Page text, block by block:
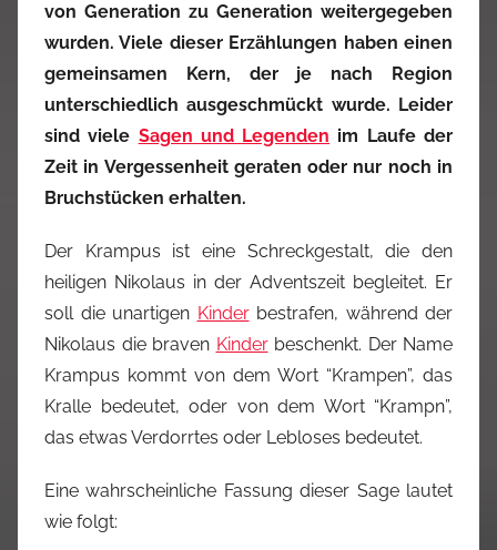
von Generation zu Generation weitergegeben
wurden. Viele dieser Erzählungen haben einen
gemeinsamen Kern, der je nach Region
unterschiedlich ausgeschmückt wurde. Leider
sind viele Sagen und Legenden im Laufe der
Zeit in Vergessenheit geraten oder nur noch in
Bruchstücken erhalten.
Der Krampus ist eine Schreckgestalt, die den
heiligen Nikolaus in der Adventszeit begleitet. Er
soll die unartigen Kinderbestrafen, während der
Nikolaus die braven Kinderbeschenkt. Der Name
Krampus kommt von dem Wort “Krampen”, das
Kralle bedeutet, oder von dem Wort “Krampn”,
das etwas Verdorrtes oder Lebloses bedeutet.
Eine wahrscheinliche Fassung dieser Sage lautet
wie folgt: